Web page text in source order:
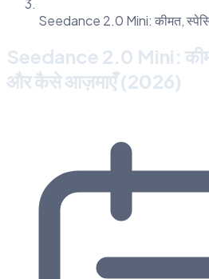
Seedance 2.0 Mini: कीमत,
Seedance 2.0 Mini:
और कैसे आज़माएँ (2026)